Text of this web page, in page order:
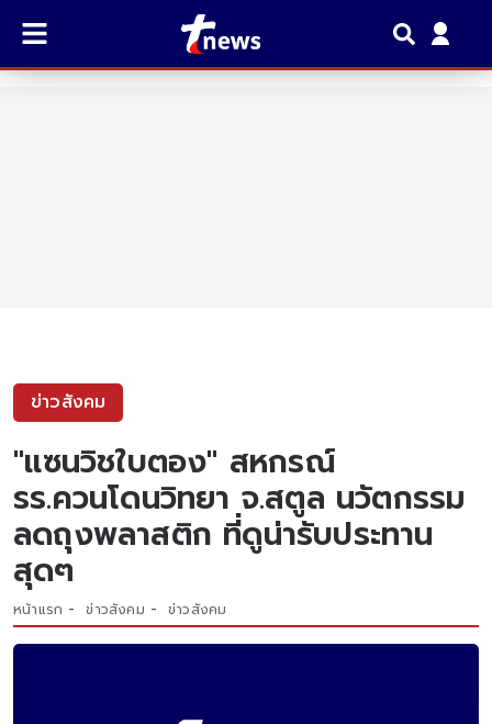
ข่าวสังคม
"เเซนวิชใบตอง" สหกรณ์
รร.ควนโดนวิทยา จ.สตูล นวัตกรรม
ลดถุงพลาสติก ที่ดูน่ารับประทาน
สุดๆ
หน้าแรก ข่าวสังคม ข่าวสังคม